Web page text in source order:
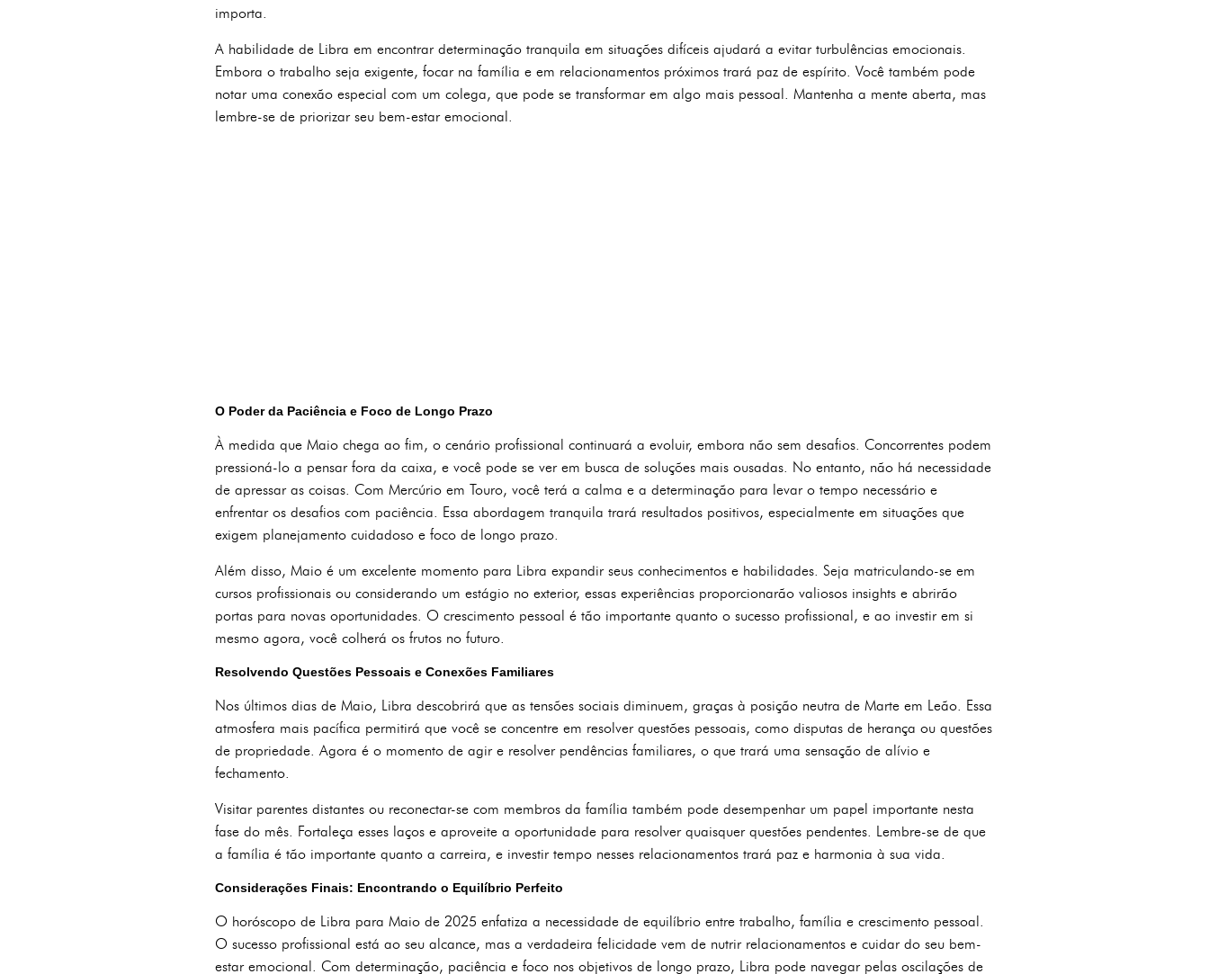
importa.
A habilidade de Libra em encontrar determinação tranquila em situações difíceis ajudará a evitar turbulências emocionais.
Embora o trabalho seja exigente, focar na família e em relacionamentos próximos trará paz de espírito. Você também pode
notar uma conexão especial com um colega, que pode se transformar em algo mais pessoal. Mantenha a mente aberta, mas
lembre-se de priorizar seu bem-estar emocional.
O Poder da Paciência e Foco de Longo Prazo
À medida que Maio chega ao fim, o cenário profissional continuará a evoluir, embora não sem desafios. Concorrentes podem
pressioná-lo a pensar fora da caixa, e você pode se ver em busca de soluções mais ousadas. No entanto, não há necessidade
de apressar as coisas. Com Mercúrio em Touro, você terá a calma e a determinação para levar o tempo necessário e
enfrentar os desafios com paciência. Essa abordagem tranquila trará resultados positivos, especialmente em situações que
exigem planejamento cuidadoso e foco de longo prazo.
Além disso, Maio é um excelente momento para Libra expandir seus conhecimentos e habilidades. Seja matriculando-se em
cursos profissionais ou considerando um estágio no exterior, essas experiências proporcionarão valiosos insights e abrirão
portas para novas oportunidades. O crescimento pessoal é tão importante quanto o sucesso profissional, e ao investir em si
mesmo agora, você colherá os frutos no futuro.
Resolvendo Questões Pessoais e Conexões Familiares
Nos últimos dias de Maio, Libra descobrirá que as tensões sociais diminuem, graças à posição neutra de Marte em Leão. Essa
atmosfera mais pacífica permitirá que você se concentre em resolver questões pessoais, como disputas de herança ou questões
de propriedade. Agora é o momento de agir e resolver pendências familiares, o que trará uma sensação de alívio e
fechamento.
Visitar parentes distantes ou reconectar-se com membros da família também pode desempenhar um papel importante nesta
fase do mês. Fortaleça esses laços e aproveite a oportunidade para resolver quaisquer questões pendentes. Lembre-se de que
a família é tão importante quanto a carreira, e investir tempo nesses relacionamentos trará paz e harmonia à sua vida.
Considerações Finais: Encontrando o Equilíbrio Perfeito
O horóscopo de Libra para Maio de 2025 enfatiza a necessidade de equilíbrio entre trabalho, família e crescimento pessoal.
O sucesso profissional está ao seu alcance, mas a verdadeira felicidade vem de nutrir relacionamentos e cuidar do seu bem-
estar emocional. Com determinação, paciência e foco nos objetivos de longo prazo, Libra pode navegar pelas oscilações de